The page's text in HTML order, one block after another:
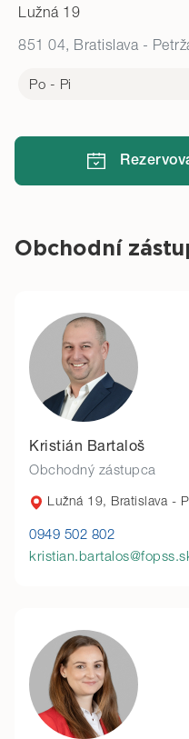
Lužná 19
851 04, Bratislava -
Po - Pi
Obchodní
Kristián Bartaloš
Obchodný zástupca
Lužná 19, Bratislava -
0949 502 802